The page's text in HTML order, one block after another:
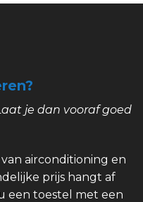
je dan vooraf goed
airconditioning en
prijs hangt af
een toestel met een